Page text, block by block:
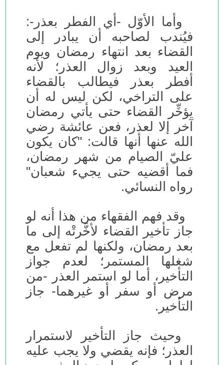
وأما الأوّل -أي الفطر بعذر-:
فيُندب لصاحبه أن يبادر إلى
القضاء بعد انتهاء رمضان ويوم
العيد وبعد زوال العذر؛ لأنه
أفطر بعذر فيطالب بالقضاء
على التراخي، لكن ليس له أن
يؤخِّر القضاء حتى يأتي رمضان
آخر إلا لعذر، فعن عائشة رضي
الله عنها أنها قالت: "كان يكون
عليّ الصيام من شهر رمضان،
فما أقضيه حتى يجيء شعبان"
رواه النسائي.
وقد فهم الفقهاء من هذا أنه لو
جاز تأخير القضاء لأخَّرتْه إلى ما
بعد رمضان، ولكنها لم تفعل مع
شغلها المستمر؛ لعدم جواز
التأخير، أما لو استمر العذر -من
مرض أو سفر أو غيرهما- جاز
التأخير.
وحيث جاز التأخير لاستمرار
العذر؛ فإنه يقضي ولا يجب عليه